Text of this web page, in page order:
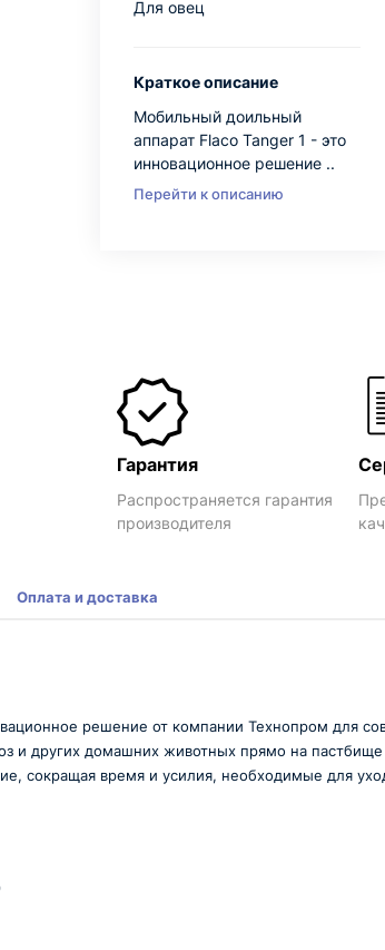
Для овец
Краткое описание
Мобильный доильный
аппарат Flaco Tanger 1 - это
инновационное решение ..
Перейти к описанию
Гарантия
Распространяется гарантия
производителя
Оплата и доставка
решение от компании Технопром для
и других домашних животных прямо на
сокращая время и усилия, необходимые для